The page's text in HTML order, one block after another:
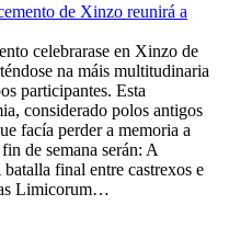
de Xinzo reunirá a
celebrarase en Xinzo de
na máis multitudinaria
participantes. Esta
considerado polos antigos
facía perder a memoria a
de semana serán: A
final entre castrexos e
Limicorum…